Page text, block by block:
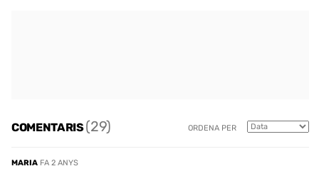
COMENTARIS(29) ORDENA PER
MARIA FA 2 ANYS